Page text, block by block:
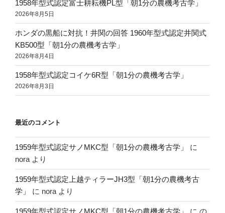
1958年型式認定富士耕耘機PL型「朝1分の農機考古学」
2026年8月5日
ホンダの黒船に対抗！井関の回答 1960年型式認定井関式
KB500型「朝1分の農機考古学」
2026年8月4日
1958年型式認定コイケ6R型「朝1分の農機考古学」
2026年8月3日
最近のコメント
1959年型式認定サノMKC型「朝1分の農機考古学」
に
nora より
1959年型式認定上越ティラーJH3型「朝1分の農機考古
学」
に nora より
1959年型式認定サノMKC型「朝1分の農機考古学」 に の